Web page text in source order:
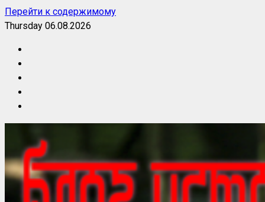
Перейти к содержимому
Thursday 06.08.2026